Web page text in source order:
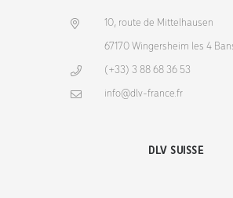
10, route de Mittelhausen
67170 Wingersheim les 4
(+33) 3 88 68 36 53
info@dlv-france.fr
DLV SUISSE